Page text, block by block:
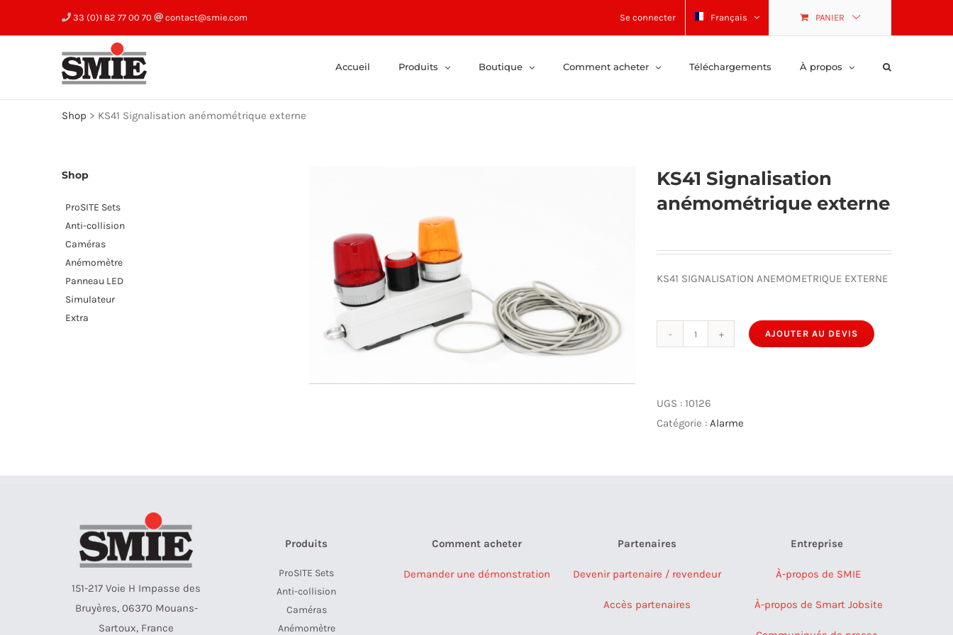
33 (0)1 82 77 00 70 contact@smie.com Se connecter Français PANIER
Accueil Produits Boutique Comment acheter Téléchargements À propos
Shop > KS41 Signalisation anémométrique externe
KS41 Signalisation
anémométrique externe
KS41 SIGNALISATION ANEMOMETRIQUE EXTERNE
Signalisation
anémométrique
AJOUTER AU DEVIS
UGS :10126
Catégorie :Alarme
Shop
ProSITE Sets
Anti-collision
Caméras
Anémomètre
Panneau LED
Simulateur
Extra
151-217 Voie H Impasse des
Bruyères, 06370 Mouans-
Sartoux, France
Produits
ProSITE Sets
Anti-collision
Caméras
Anémomètre
Comment acheter
Demander une démonstration
Partenaires
Devenir partenaire / revendeur
Accès partenaires
Entreprise
À-propos de SMIE
À-propos de Smart Jobsite